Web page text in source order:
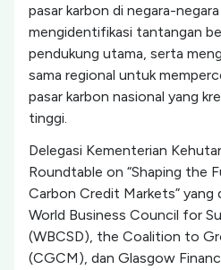
pasar karbon di negara-
mengidentifikasi tantangan
pendukung utama, serta
sama regional untuk
pasar karbon nasional yang
tinggi.
Delegasi Kementerian
Roundtable on “Shaping
Carbon Credit Markets” yang
World Business Council for
(WBCSD), the Coalition to
(CGCM), dan Glasgow